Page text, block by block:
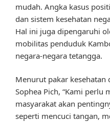
mudah. Angka kasus
dan sistem kesehatan
Hal ini juga dipengaruhi
mobilitas penduduk
negara-negara tetangga.
Menurut pakar kesehatan
Sophea Pich, “Kami perlu
masyarakat akan
seperti mencuci tangan,